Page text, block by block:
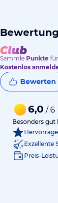
Sammle Punkte
Kostenlos
Bewerten
6,0 / 6
Besonders gut
Exzellente
Preis-